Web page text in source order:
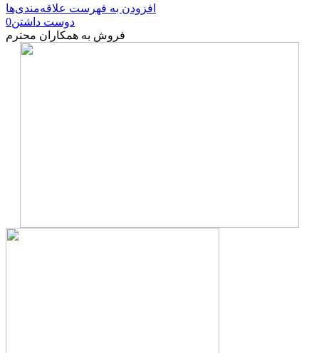
افزودن به فهرست علاقه‌مندی‌ها
دوست داشتن0
فروش به همکاران محترم